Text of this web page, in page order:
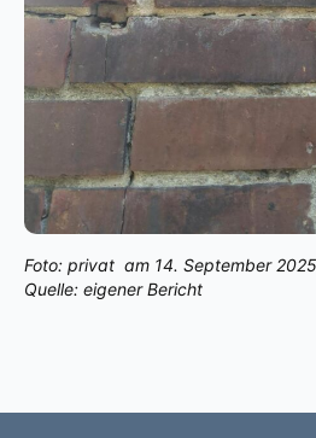
Foto: privat am 14. September
Quelle: eigener Bericht